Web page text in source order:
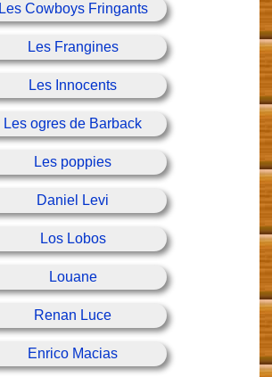
Les Cowboys Fringants
Les Frangines
Les Innocents
Les ogres de Barback
Les poppies
Daniel Levi
Los Lobos
Louane
Renan Luce
Enrico Macias